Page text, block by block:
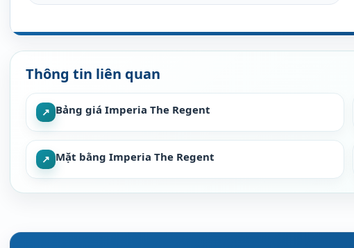
Thông tin liên quan
↗ Bảng giá Imperia The Regent
↗ Mặt bằng Imperia The Regent